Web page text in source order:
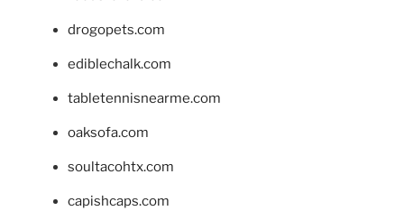
drogopets.com
ediblechalk.com
tabletennisnearme.com
oaksofa.com
soultacohtx.com
capishcaps.com